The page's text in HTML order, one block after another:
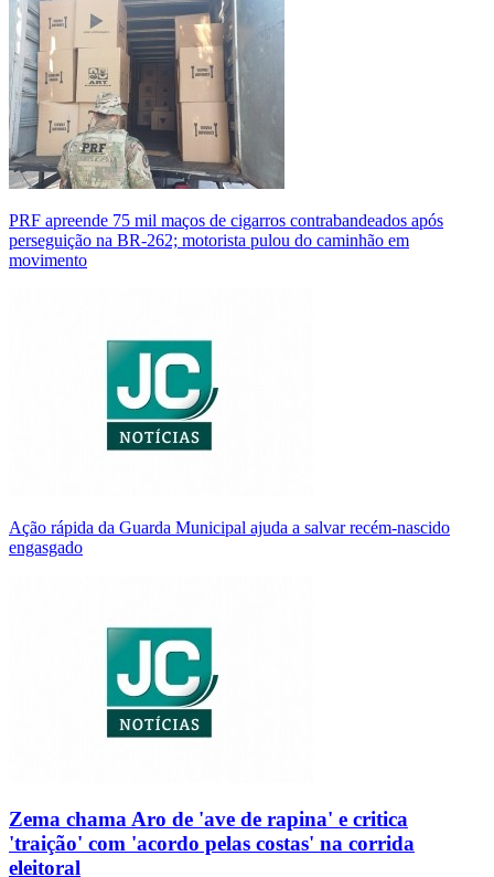
PRF apreende 75 mil maços de cigarros contrabandeados após
perseguição na BR-262; motorista pulou do caminhão em
movimento
Ação rápida da Guarda Municipal ajuda a salvar recém-nascido
engasgado
Zema chama Aro de 'ave de rapina' e critica
'traição' com 'acordo pelas costas' na corrida
eleitoral